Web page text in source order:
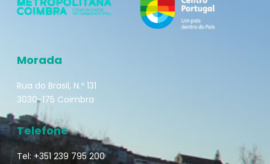
Morada
Rua do Brasil, N.º 131
3030-175 Coimbra
Telefone
Tel: +351 239 795 200